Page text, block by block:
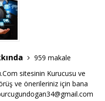
959 makale
sitesinin Kurucusu ve
ve önerileriniz için bana